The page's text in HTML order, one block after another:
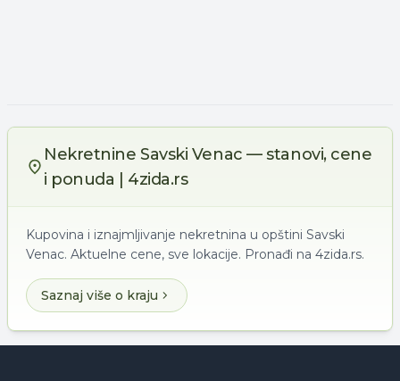
Nekretnine Savski Venac — stanovi, cene
i ponuda | 4zida.rs
Kupovina i iznajmljivanje nekretnina u opštini Savski
Venac. Aktuelne cene, sve lokacije. Pronađi na 4zida.rs.
Saznaj više o kraju